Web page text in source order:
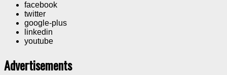
facebook
twitter
google-plus
linkedin
youtube
Advertisements